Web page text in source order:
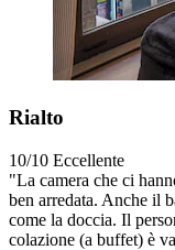
Rialto
10/10 Eccellente
"La camera che ci
ben arredata. Anche il
come la doccia. Il
colazione (a buffet) è